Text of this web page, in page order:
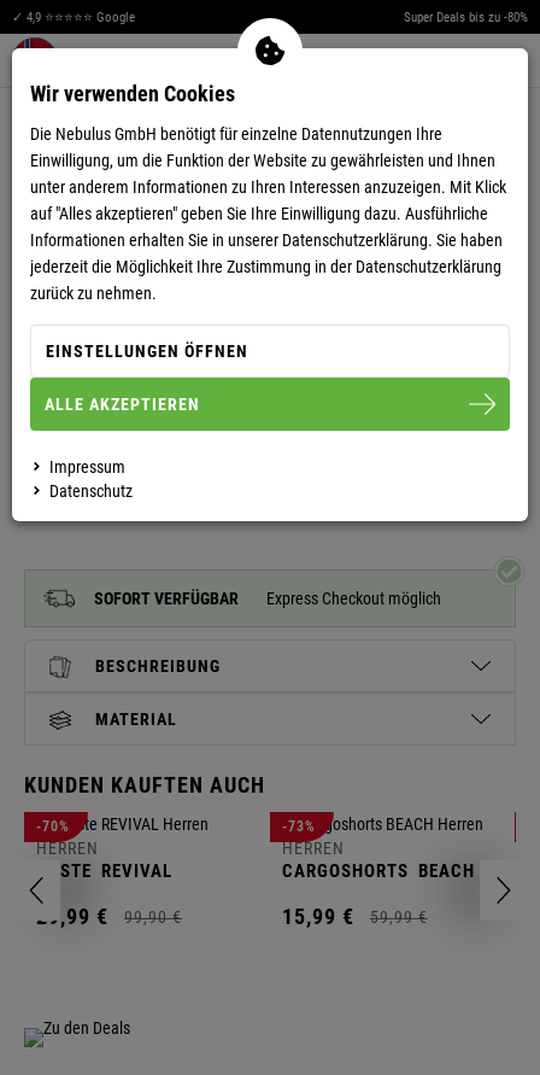
✓ 4,9 ⭐⭐⭐⭐⭐ Google Super Deals bis zu -80%
Warenkorb aufklappen
FLEECEPULLOVER FLAGGY HERREN
SOFORT VERFÜGBAR Express Checkout möglich
BESCHREIBUNG
MATERIAL
KUNDEN KAUFTEN AUCH
-70%
HERREN
WESTE REVIVAL
29,99 € 99,90 €
-73%
HERREN
CARGOSHORTS BEACH
15,99 € 59,99 €
Wir verwenden Cookies
Die Nebulus GmbH benötigt für einzelne Datennutzungen Ihre
Einwilligung, um die Funktion der Website zu gewährleisten und Ihnen
unter anderem Informationen zu Ihren Interessen anzuzeigen. Mit Klick
auf "Alles akzeptieren" geben Sie Ihre Einwilligung dazu. Ausführliche
Informationen erhalten Sie in unserer Datenschutzerklärung. Sie haben
jederzeit die Möglichkeit Ihre Zustimmung in der Datenschutzerklärung
zurück zu nehmen.
EINSTELLUNGEN ÖFFNEN
ALLE AKZEPTIEREN
Impressum
Datenschutz